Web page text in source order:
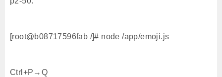
[root@b08717596fab /]# node /app/emoji.js
Ctrl+P→Q